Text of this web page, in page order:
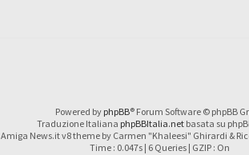
Powered by phpBB® Forum Software © phpBB
Traduzione Italiana phpBBItalia.netbasata su
Amiga News.it v8 theme by Carmen "Khaleesi" Ghirardi &
Time : 0.047s | 6 Queries | GZIP : On